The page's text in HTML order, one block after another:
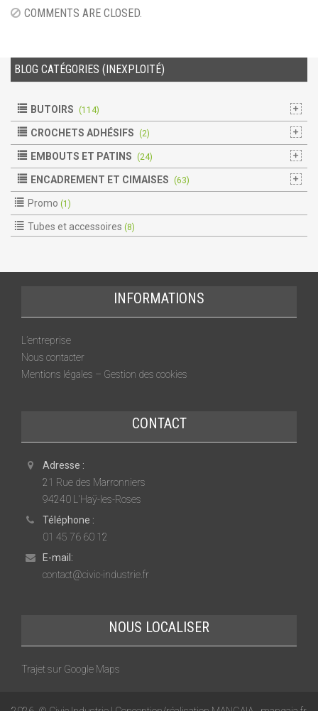
COMMENTS ARE CLOSED.
BLOG CATÉGORIES (INEXPLOITÉ)
BUTOIRS (114)
CROCHETS ADHÉSIFS (2)
EMBOUTS ET PATINS (24)
ENCADREMENT ET CIMAISES (63)
Promo (1)
Tubes et accessoires (8)
INFORMATIONS
L’entreprise
Nous contacter
Mentions légales – Gestion des cookies
CONTACT
Adresse :
21 Rue des Marronniers
94240 L'Haÿ-les-Roses
Téléphone :
01 45 76 60 12
E-mail:
contact@civic-industrie.fr
NOUS LOCALISER
Trajet sur Google Maps